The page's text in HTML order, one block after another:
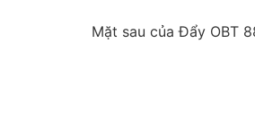
Mặt sau của Đẩy OBT